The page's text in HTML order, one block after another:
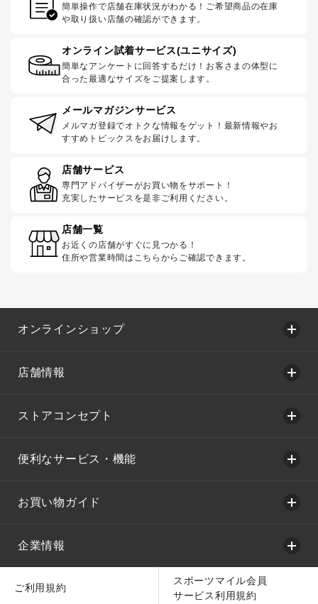
簡単操作で店舗在庫状況がわかる！ご希望商品の在庫
や取り扱い店舗の確認ができます。
オンライン試着サービス(ユニサイズ)
簡単なアンケートに回答するだけ！お客さまの体型に
合った最適なサイズをご提案します。
メールマガジンサービス
メルマガ登録でオトクな情報をゲット！最新情報やお
すすめトピックスをお届けします。
店舗サービス
専門アドバイザーがお買い物をサポート！
充実したサービスを是非ご利用ください。
店舗一覧
お近くの店舗がすぐに見つかる！
住所や営業時間はこちらからご確認できます。
オンラインショップ
店舗情報
ストアコンセプト
便利なサービス・機能
お買い物ガイド
企業情報
ご利用規約
スポーツマイル会員
サービス利用規約